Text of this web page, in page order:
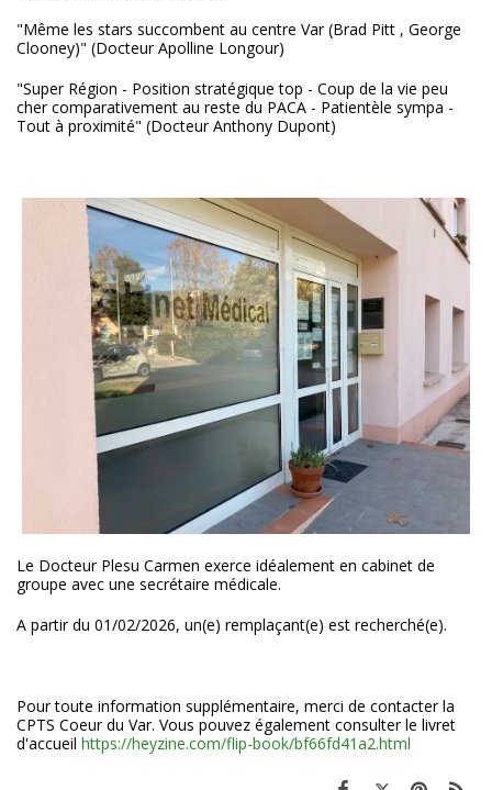
"Même les stars succombent au centre Var (Brad Pitt , George
Clooney)" (Docteur Apolline Longour)
"Super Région - Position stratégique top - Coup de la vie peu
cher comparativement au reste du PACA - Patientèle sympa -
Tout à proximité" (Docteur Anthony Dupont)
Le Docteur Plesu Carmen exerce idéalement en cabinet de
groupe avec une secrétaire médicale.
A partir du 01/02/2026, un(e) remplaçant(e) est recherché(e).
Pour toute information supplémentaire, merci de contacter la
CPTS Coeur du Var. Vous pouvez également consulter le livret
d'accueil https://heyzine.com/flip-book/bf66fd41a2.html